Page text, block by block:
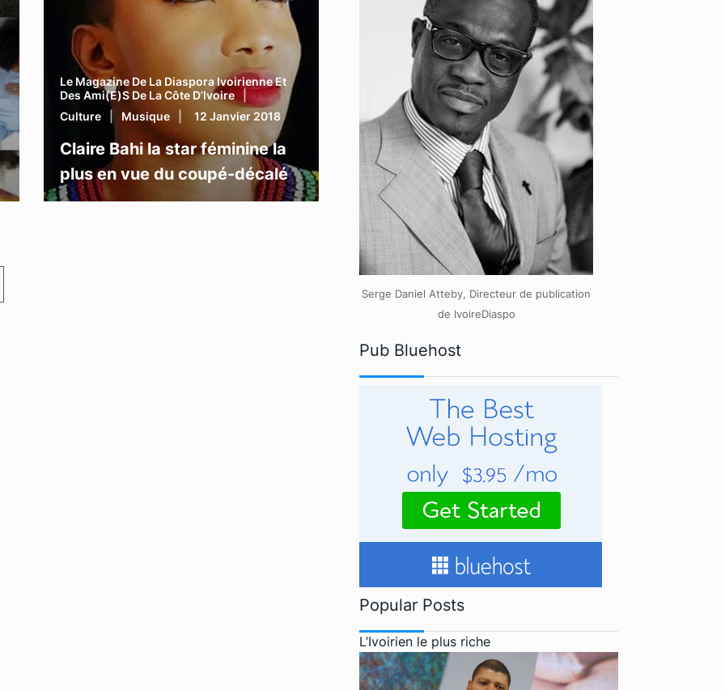
Le Magazine De La Diaspora Ivoirienne Et
Des Ami(e)s De La Côte D’Ivoire
Culture
Musique 12 Janvier 2018
Claire Bahi la star féminine la
plus en vue du coupé-décalé
Serge Daniel Atteby, Directeur de publication
de IvoireDiaspo
Pub Bluehost
Popular Posts
L’Ivoirien le plus riche